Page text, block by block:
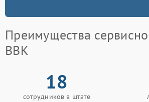
Преимущества
BBK
18
сотрудников в штате